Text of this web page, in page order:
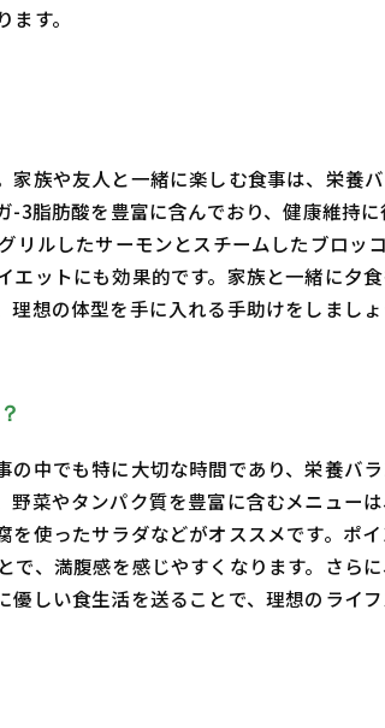
す。
族や友人と一緒に楽しむ食事は、栄養
3脂肪酸を豊富に含んでおり、健康維持
リルしたサーモンとスチームしたブロ
ットにも効果的です。家族と一緒に夕
想の体型を手に入れる手助けをしましょ
中でも特に大切な時間であり、栄養バ
菜やタンパク質を豊富に含むメニュー
使ったサラダなどがオススメです。ポ
、満腹感を感じやすくなります。さら
しい食生活を送ることで、理想のライフ